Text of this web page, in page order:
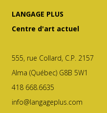
LANGAGE PLUS
Centre d'art actuel
555, rue Collard, C.P. 2157
Alma (Québec) G8B 5W1
418 668.6635
info@langageplus.com